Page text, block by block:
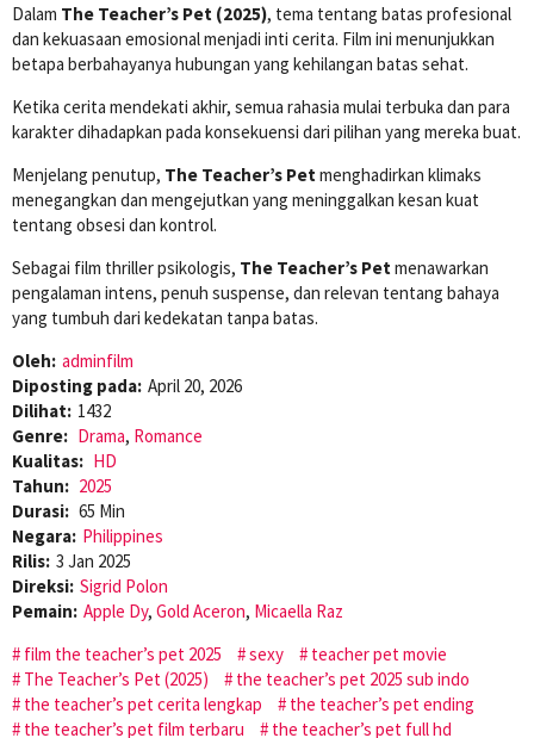
Dalam The Teacher’s Pet (2025), tema tentang batas profesional
dan kekuasaan emosional menjadi inti cerita. Film ini menunjukkan
betapa berbahayanya hubungan yang kehilangan batas sehat.
Ketika cerita mendekati akhir, semua rahasia mulai terbuka dan para
karakter dihadapkan pada konsekuensi dari pilihan yang mereka buat.
Menjelang penutup, The Teacher’s Pet menghadirkan klimaks
menegangkan dan mengejutkan yang meninggalkan kesan kuat
tentang obsesi dan kontrol.
Sebagai film thriller psikologis, The Teacher’s Pet menawarkan
pengalaman intens, penuh suspense, dan relevan tentang bahaya
yang tumbuh dari kedekatan tanpa batas.
Oleh: adminfilm
Diposting pada: April 20, 2026
Dilihat: 1432
Genre: Drama, Romance
Kualitas: HD
Tahun: 2025
Durasi: 65 Min
Negara: Philippines
Rilis: 3 Jan 2025
Direksi: Sigrid Polon
Pemain: Apple Dy, Gold Aceron, Micaella Raz
film the teacher’s pet 2025
sexy
teacher pet movie
The Teacher’s Pet (2025)
the teacher’s pet 2025 sub indo
the teacher’s pet cerita lengkap
the teacher’s pet ending
the teacher’s pet film terbaru
the teacher’s pet full hd